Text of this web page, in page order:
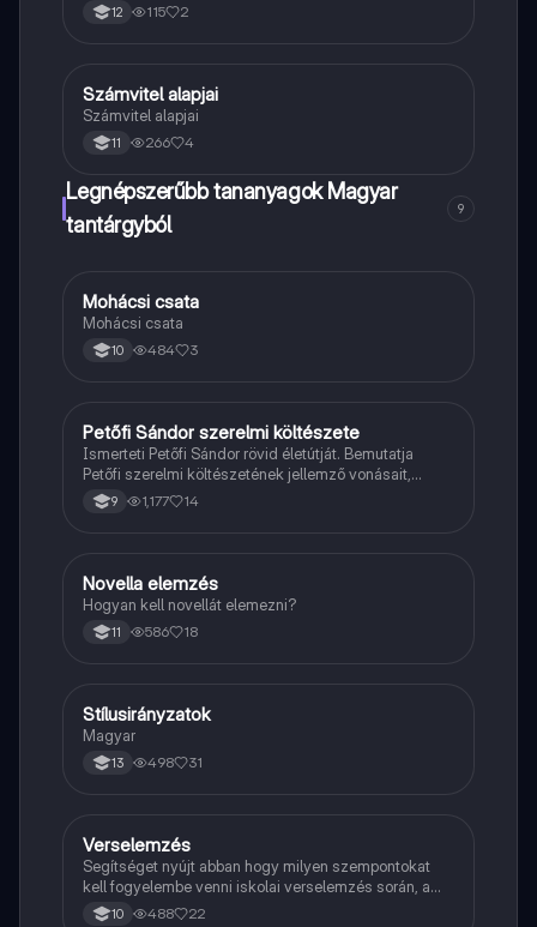
12 115 2
Közgáz
Számvitel alapjai
Számvitel alapjai
11 266 4
Legnépszerűbb tananyagok Magyar
tantárgyból
9
Magyar
Mohácsi csata
Mohácsi csata
10 484 3
Magyar
Petőfi Sándor szerelmi költészete
Ismerteti Petőfi Sándor rövid életútját. Bemutatja
Petőfi szerelmi költészetének jellemző vonásait,
vereseinek ihletőit és külön kitér a hitvesi
költészetére.
9 1,177 14
Magyar
Novella elemzés
Hogyan kell novellát elemezni?
11 586 18
Magyar
Stílusirányzatok
Magyar
13 498 31
Magyar
Verselemzés
Segítséget nyújt abban hogy milyen szempontokat
kell fogyelembe venni iskolai verselemzés során, a
sikeres dolgozathoz.
10 488 22